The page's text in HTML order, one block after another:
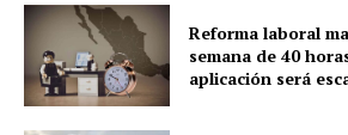
Menú
Yucatán
Sociedad y Negocios
Reforma laboral
semana de 40
aplicación será